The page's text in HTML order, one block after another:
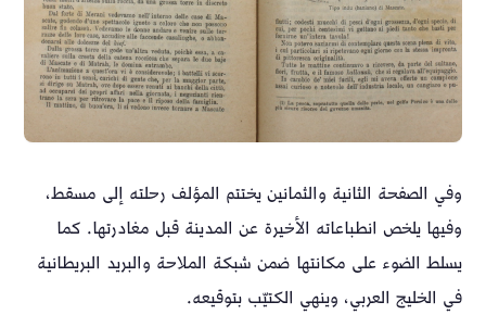
وفي الصفحة الثانية والثمانين يختتم المؤلف رحلته إلى مسقط،
وفيها يلخص انطباعاته الأخيرة عن المدينة قبل مغادرتها. كما
يسلط الضوء على مكانتها ضمن شبكة الملاحة والبريد البريطانية
في الخليج العربي، وينهي الكتيّب بتوقيعه.